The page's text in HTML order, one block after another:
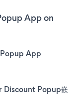
App on
App
Discount Popup嵌